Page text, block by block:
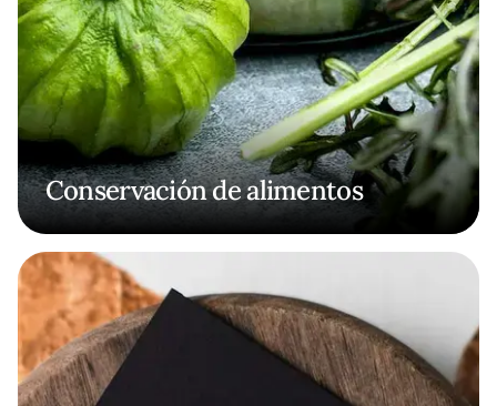
Conservación de alimentos